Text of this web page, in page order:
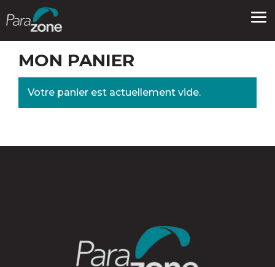
MON PANIER
Votre panier est actuellement vide.